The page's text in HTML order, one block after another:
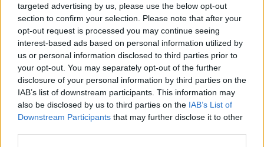
targeted advertising by us, please use the below opt-out
section to confirm your selection. Please note that after your
opt-out request is processed you may continue seeing
interest-based ads based on personal information utilized by
us or personal information disclosed to third parties prior to
your opt-out. You may separately opt-out of the further
disclosure of your personal information by third parties on the
IAB’s list of downstream participants. This information may
also be disclosed by us to third parties on the IAB’s List of
Downstream Participants that may further disclose it to other
sera hai avuto paura?
Cosa temevi ti accadesse?
Come ti sei sentito?
Hai mai dovuto fingere una telefonata
con qualcuno o di suonare a un
campanello per dare l’impressione di
essere arrivato a casa?